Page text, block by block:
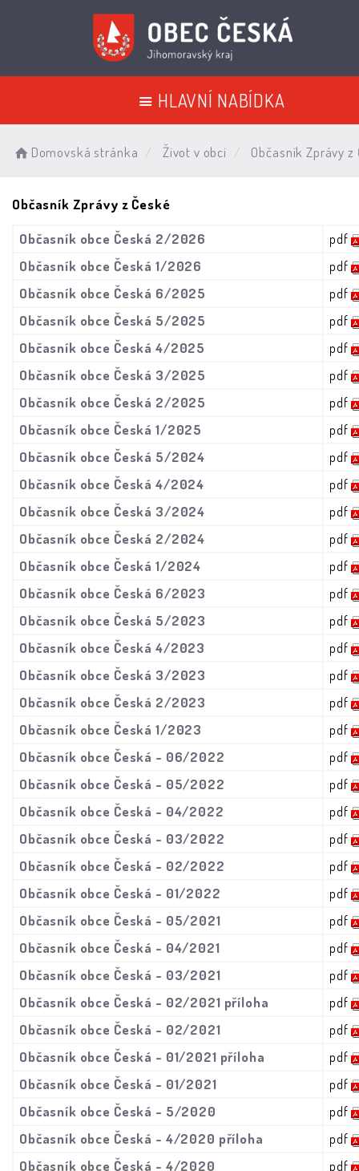
HLAVNÍ NABÍDKA
Domovská stránka Život v obci Občasník Zprávy z
Občasník Zprávy z České
Občasník obce Česká 2/2026 pdf
Občasník obce Česká 1/2026 pdf
Občasník obce Česká 6/2025 pdf
Občasník obce Česká 5/2025 pdf
Občasník obce Česká 4/2025 pdf
Občasník obce Česká 3/2025 pdf
Občasník obce Česká 2/2025 pdf
Občasník obce Česká 1/2025 pdf
Občasník obce Česká 5/2024 pdf
Občasník obce Česká 4/2024 pdf
Občasník obce Česká 3/2024 pdf
Občasník obce Česká 2/2024 pdf
Občasník obce Česká 1/2024 pdf
Občasník obce Česká 6/2023 pdf
Občasník obce Česká 5/2023 pdf
Občasník obce Česká 4/2023 pdf
Občasník obce Česká 3/2023 pdf
Občasník obce Česká 2/2023 pdf
Občasník obce Česká 1/2023 pdf
Občasník obce Česká - 06/2022 pdf
Občasník obce Česká - 05/2022 pdf
Občasník obce Česká - 04/2022 pdf
Občasník obce Česká - 03/2022 pdf
Občasník obce Česká - 02/2022 pdf
Občasník obce Česká - 01/2022 pdf
Občasník obce Česká - 05/2021 pdf
Občasník obce Česká - 04/2021 pdf
Občasník obce Česká - 03/2021 pdf
Občasník obce Česká - 02/2021 příloha pdf
Občasník obce Česká - 02/2021 pdf
Občasník obce Česká - 01/2021 příloha pdf
Občasník obce Česká - 01/2021 pdf
Občasník obce Česká - 5/2020 pdf
Občasník obce Česká - 4/2020 příloha pdf
Občasník obce Česká - 4/2020 pdf